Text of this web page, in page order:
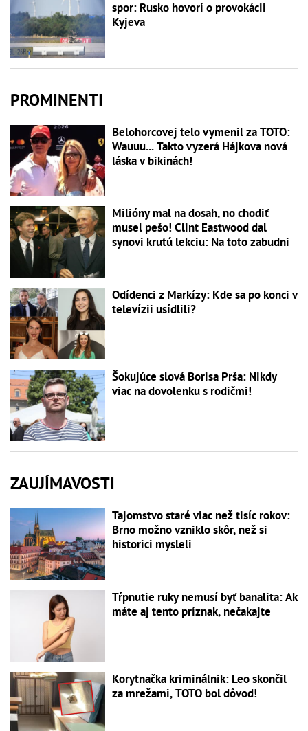
spor: Rusko hovorí o provokácii
Kyjeva
PROMINENTI
Belohorcovej telo vymenil za TOTO:
Wauuu... Takto vyzerá Hájkova nová
láska v bikinách!
Milióny mal na dosah, no chodiť
musel pešo! Clint Eastwood dal
synovi krutú lekciu: Na toto zabudni
Odídenci z Markízy: Kde sa po konci v
televízii usídlili?
Šokujúce slová Borisa Prša: Nikdy
viac na dovolenku s rodičmi!
ZAUJÍMAVOSTI
Tajomstvo staré viac než tisíc rokov:
Brno možno vzniklo skôr, než si
historici mysleli
Tŕpnutie ruky nemusí byť banalita: Ak
máte aj tento príznak, nečakajte
Korytnačka kriminálnik: Leo skončil
za mrežami, TOTO bol dôvod!